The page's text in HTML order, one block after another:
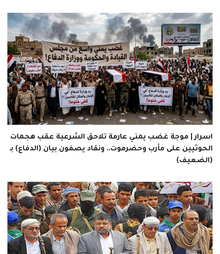
اسرار | موجة غضب يمني عارمة تلاحق الشرعية عقب هجمات
الحوثيين على مأرب وحضرموت.. ونقاد يصفون بيان (الدفاع) بـ
(الضعيف)